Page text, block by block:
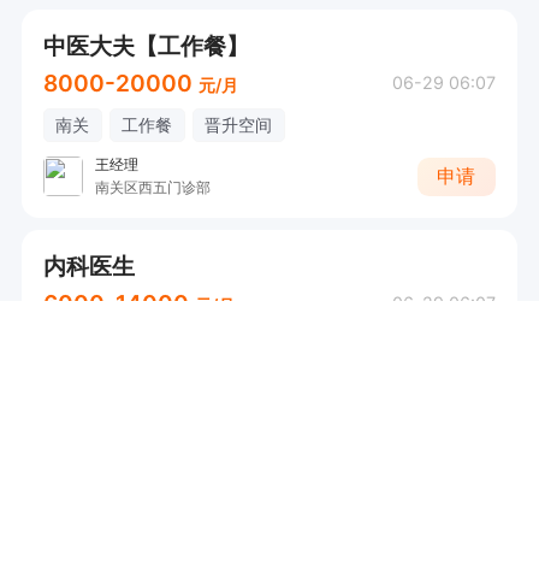
中医大夫【工作餐】
8000-20000 元/月 06-29 06:07
南关 工作餐 晋升空间
王经理
南关区西五门诊部
申请
内科医生
6000-14000 元/月 06-29 06:07